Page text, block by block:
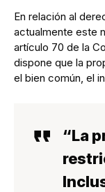
En relación al
actualmente este
artículo 70 de la
dispone que la
el bien común, el
“La